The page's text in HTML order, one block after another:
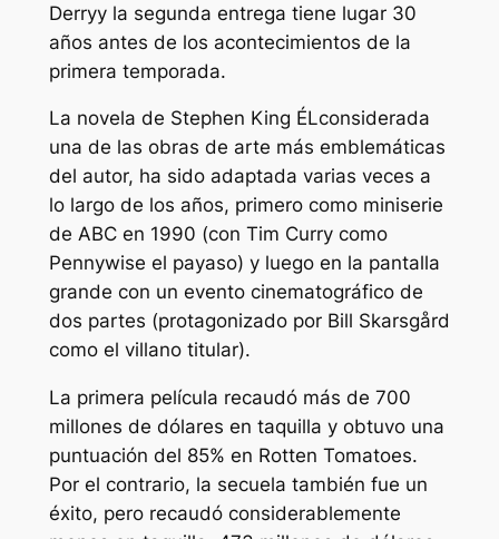
Derryy la segunda entrega tiene lugar 30
años antes de los acontecimientos de la
primera temporada.
La novela de Stephen King ÉLconsiderada
una de las obras de arte más emblemáticas
del autor, ha sido adaptada varias veces a
lo largo de los años, primero como miniserie
de ABC en 1990 (con Tim Curry como
Pennywise el payaso) y luego en la pantalla
grande con un evento cinematográfico de
dos partes (protagonizado por Bill Skarsgård
como el villano titular).
La primera película recaudó más de 700
millones de dólares en taquilla y obtuvo una
puntuación del 85% en Rotten Tomatoes.
Por el contrario, la secuela también fue un
éxito, pero recaudó considerablemente